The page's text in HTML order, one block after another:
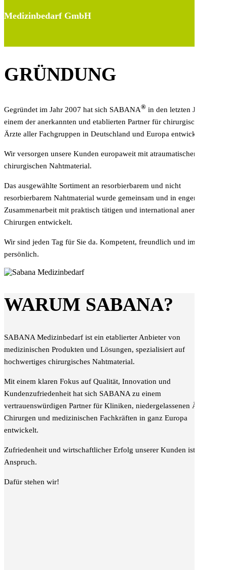
Medizinbedarf GmbH
GRÜNDUNG
Gegründet im Jahr 2007 hat sich SABANA® in den letzten Jahren zu
einem der anerkannten und etablierten Partner für chirurgisch tätige
Ärzte aller Fachgruppen in Deutschland und Europa entwickelt.
Wir versorgen unsere Kunden europaweit mit atraumatischen
chirurgischen Nahtmaterial.
Das ausgewählte Sortiment an resorbierbarem und nicht
resorbierbarem Nahtmaterial wurde gemeinsam und in enger
Zusammenarbeit mit praktisch tätigen und international anerkannten
Chirurgen entwickelt.
Wir sind jeden Tag für Sie da. Kompetent, freundlich und immer
persönlich.
WARUM SABANA?
SABANA Medizinbedarf ist ein etablierter Anbieter von
medizinischen Produkten und Lösungen, spezialisiert auf
hochwertiges chirurgisches Nahtmaterial.
Mit einem klaren Fokus auf Qualität, Innovation und
Kundenzufriedenheit hat sich SABANA zu einem
vertrauenswürdigen Partner für Kliniken, niedergelassenen Ärzten,
Chirurgen und medizinischen Fachkräften in ganz Europa
entwickelt.
Zufriedenheit und wirtschaftlicher Erfolg unserer Kunden ist unser
Anspruch.
Dafür stehen wir!